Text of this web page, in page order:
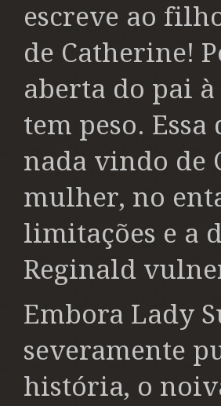
escreve ao
de Catherine!
aberta do pai
tem peso.
nada vindo de
mulher, no
limitações e a
Reginald
Embora Lady
severamente
história, o